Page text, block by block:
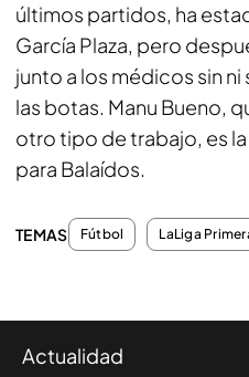
últimos partidos, ha
García Plaza, pero
junto a los médicos sin ni
las botas. Manu Bueno,
otro tipo de trabajo, es
para Balaídos.
TEMAS Fútbol LaLiga
Actualidad